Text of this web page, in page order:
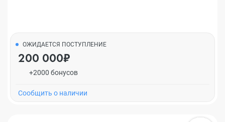
ОЖИДАЕТСЯ ПОСТУПЛЕНИЕ
200 000₽
+2000 бонусов
Cообщить о наличии